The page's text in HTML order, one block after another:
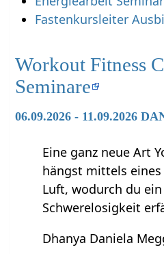
Fastenkursleiter
Workout Fitness
Seminare
06.09.2026 - 11.09.2026
Eine ganz neue Art
hängst mittels
Luft, wodurch du
Schwerelosigkeit
Dhanya Daniela